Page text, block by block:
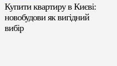
Купити квартиру в Києві:
новобудови як вигідний
вибір